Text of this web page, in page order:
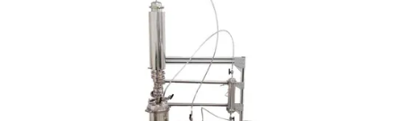
DATENSCHUTZRICHTLINIE